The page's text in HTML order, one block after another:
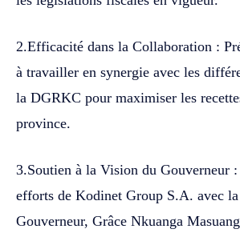
2.Efficacité dans la Collaboration :
à travailler en synergie avec les
la DGRKC pour maximiser les
province.
3.Soutien à la Vision du Gouverneur
efforts de Kodinet Group S.A. avec
Gouverneur, Grâce Nkuanga